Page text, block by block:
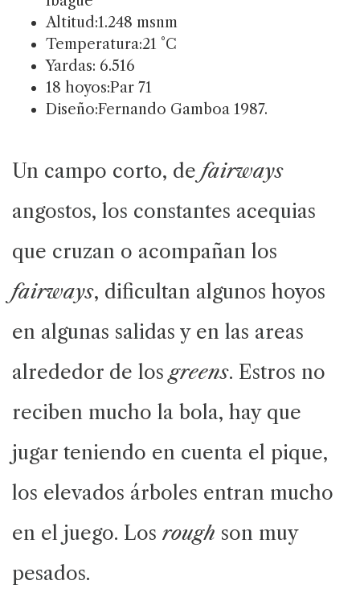
Altitud:1.248 msnm
Temperatura:21 °C
Yardas: 6.516
18 hoyos:Par 71
Diseño:Fernando Gamboa 1987.
Un campo corto, defairways
angostos, los constantes acequias
que cruzan o acompañan los
fairways, dificultan algunos hoyos
en algunas salidas y en las areas
alrededor de losgreens. Estros no
reciben mucho la bola, hay que
jugar teniendo en cuenta el pique,
los elevados árboles entran mucho
en el juego. Los rough son muy
pesados.